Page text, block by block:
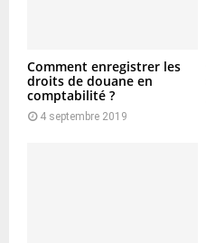
Comment enregistrer les
droits de douane en
comptabilité ?
4 septembre 2019